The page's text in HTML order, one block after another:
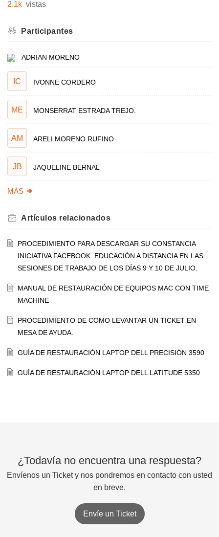
2.1k vistas
Participantes
ADRIAN MORENO
IC IVONNE CORDERO
ME MONSERRAT ESTRADA TREJO.
AM ARELI MORENO RUFINO
JB JAQUELINE BERNAL
MÁS
Artículos relacionados
PROCEDIMIENTO PARA DESCARGAR SU CONSTANCIA
INICIATIVA FACEBOOK: EDUCACIÓN A DISTANCIA EN LAS
SESIONES DE TRABAJO DE LOS DÍAS 9 Y 10 DE JULIO.
MANUAL DE RESTAURACIÓN DE EQUIPOS MAC CON TIME
MACHINE
PROCEDIMIENTO DE COMO LEVANTAR UN TICKET EN
MESA DE AYUDA.
GUÍA DE RESTAURACIÓN LAPTOP DELL PRECISIÓN 3590
GUÍA DE RESTAURACIÓN LAPTOP DELL LATITUDE 5350
¿Todavía no encuentra una respuesta?
Envíenos un Ticket y nos pondremos en contacto con usted
en breve.
Envíe un Ticket